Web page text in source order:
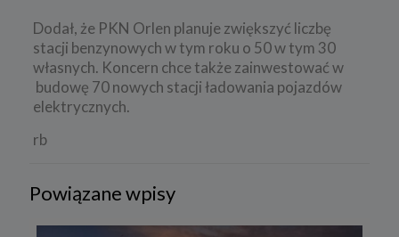
Dodał, że PKN Orlen planuje zwiększyć liczbę
stacji benzynowych w tym roku o 50 w tym 30
własnych. Koncern chce także zainwestować w
budowę 70 nowych stacji ładowania pojazdów
elektrycznych.
rb
Powiązane wpisy